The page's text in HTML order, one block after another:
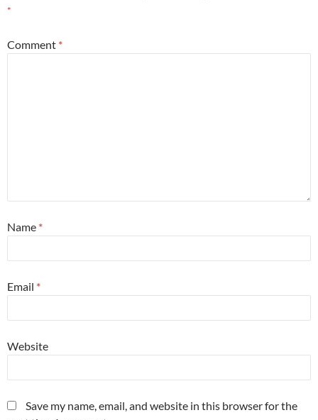
*
Comment *
Name *
Email *
Website
Save my name, email, and website in this browser for the